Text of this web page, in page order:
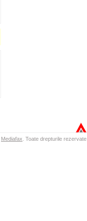
Mediafax Toate drepturile rezervate